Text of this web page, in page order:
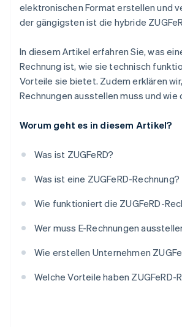
Verbesserte Datenqualität
Zeit- und Kosteneinsparung
Nachhaltigkeit
elektronischen Format erstellen und
der gängigsten ist die hybride
In diesem Artikel erfahren Sie, was
Rechnung ist, wie sie technisch
Vorteile sie bietet. Zudem erklären
Rechnungen ausstellen muss und wie
Worum geht es in diesem Artikel?
Was ist ZUGFeRD?
Was ist eine ZUGFeRD-Rechnung?
Wie funktioniert die ZUGFeRD-
Wer muss E-Rechnungen
Wie erstellen Unternehmen
Welche Vorteile haben ZUGFeRD-